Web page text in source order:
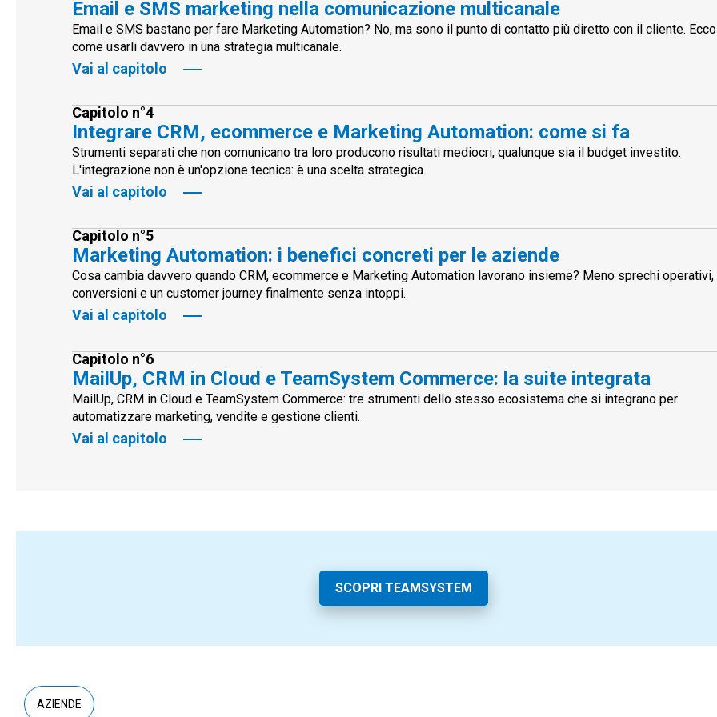
Email e SMS marketing nella comunicazione multicanale
Email e SMS bastano per fare Marketing Automation? No, ma sono il punto di contatto più diretto con il cliente. Ecco
come usarli davvero in una strategia multicanale.
Vai al capitolo
Capitolo n°4
Integrare CRM, ecommerce e Marketing Automation: come si fa
Strumenti separati che non comunicano tra loro producono risultati mediocri, qualunque sia il budget investito.
L'integrazione non è un'opzione tecnica: è una scelta strategica.
Vai al capitolo
Capitolo n°5
Marketing Automation: i benefici concreti per le aziende
Cosa cambia davvero quando CRM, ecommerce e Marketing Automation lavorano insieme? Meno sprechi operativi,
conversioni e un customer journey finalmente senza intoppi.
Vai al capitolo
Capitolo n°6
MailUp, CRM in Cloud e TeamSystem Commerce: la suite integrata
MailUp, CRM in Cloud e TeamSystem Commerce: tre strumenti dello stesso ecosistema che si integrano per
automatizzare marketing, vendite e gestione clienti.
Vai al capitolo
SCOPRI TEAMSYSTEM
AZIENDE